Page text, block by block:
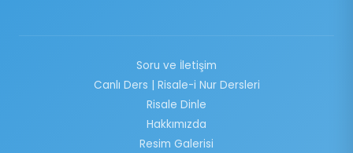
Soru ve İletişim
Canlı Ders | Risale-i Nur Dersleri
Risale Dinle
Hakkımızda
Resim Galerisi